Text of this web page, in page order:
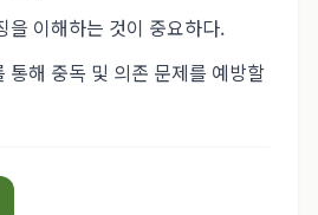
을 이해하는 것이 중요하다.
통해 중독 및 의존 문제를 예방할